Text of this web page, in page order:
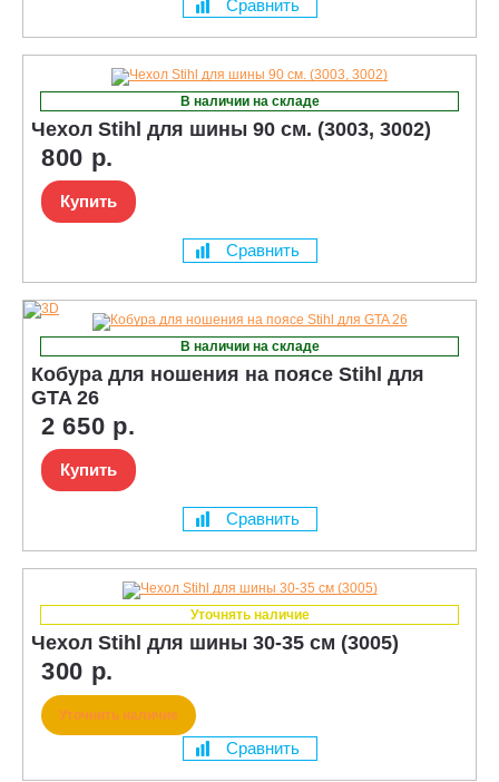
Сравнить
В наличии на складе
Чехол Stihl для шины 90 см. (3003, 3002)
800 р.
Купить
Сравнить
В наличии на складе
Кобура для ношения на поясе Stihl для
GTA 26
2 650 р.
Купить
Сравнить
Уточнять наличие
Чехол Stihl для шины 30-35 см (3005)
300 р.
Уточнить наличие
Сравнить